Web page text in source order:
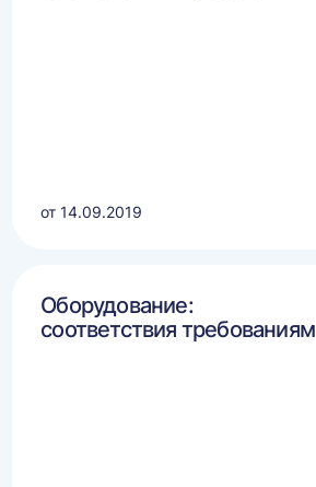
от 14.09.2019
Оборудование:
соответствия требованиям